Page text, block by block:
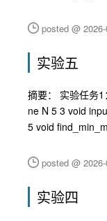
posted @
实验五
摘要： 实验任务
ne N 5 3 void
5 void
posted @
实验四